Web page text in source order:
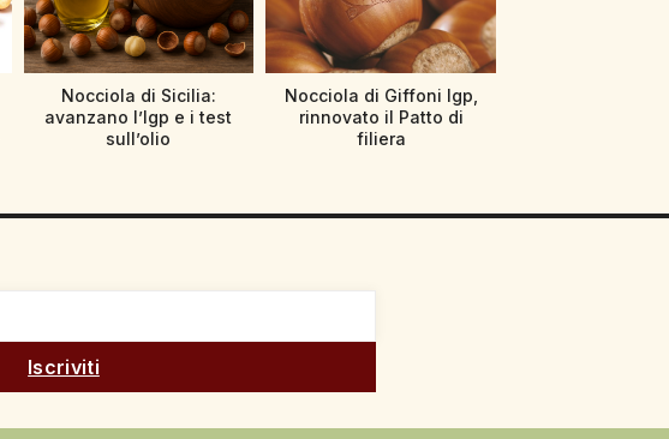
Nocciola di Sicilia:
avanzano l’Igp e i test
sull’olio
Nocciola di Giffoni Igp,
rinnovato il Patto di
filiera
Iscriviti